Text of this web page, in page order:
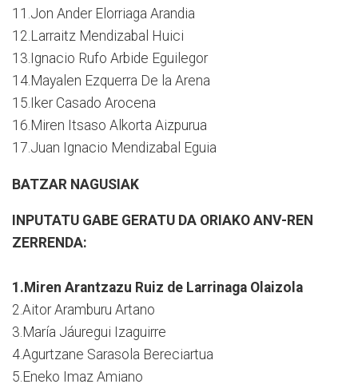
11.Jon Ander Elorriaga Arandia
12.Larraitz Mendizabal Huici
13.Ignacio Rufo Arbide Eguilegor
14.Mayalen Ezquerra De la Arena
15.Iker Casado Arocena
16.Miren Itsaso Alkorta Aizpurua
17.Juan Ignacio Mendizabal Eguia
BATZAR NAGUSIAK
INPUTATU GABE GERATU DA ORIAKO ANV-REN
ZERRENDA:
1.Miren Arantzazu Ruiz de Larrinaga Olaizola
2.Aitor Aramburu Artano
3.María Jáuregui Izaguirre
4.Agurtzane Sarasola Bereciartua
5.Eneko Imaz Amiano